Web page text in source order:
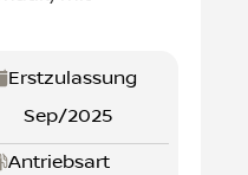
Erstzulassung
Sep/2025
Antriebsart